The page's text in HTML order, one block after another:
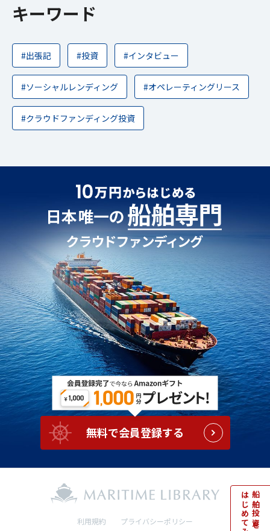
キーワード
#出張記 #投資 #インタビュー
#ソーシャルレンディング #オペレーティングリース
#クラウドファンディング投資
無料で会員登録する
船舶投資を
はじめてみる
利用規約 プライバシーポリシー